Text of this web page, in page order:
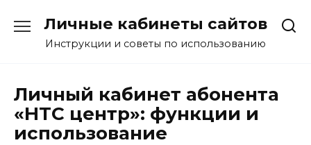
содержанию
Личные кабинеты сайтов
Инструкции и советы по использованию
Личный кабинет абонента
«НТС центр»: функции и
использование